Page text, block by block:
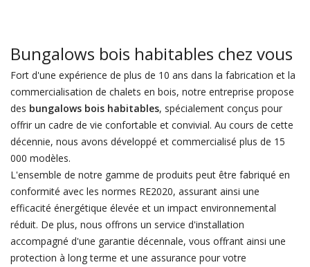
Bungalows bois habitables chez vous
Fort d'une expérience de plus de 10 ans dans la fabrication et la
commercialisation de chalets en bois, notre entreprise propose
des bungalows bois habitables, spécialement conçus pour
offrir un cadre de vie confortable et convivial. Au cours de cette
décennie, nous avons développé et commercialisé plus de 15
000 modèles.
L'ensemble de notre gamme de produits peut être fabriqué en
conformité avec les normes RE2020, assurant ainsi une
efficacité énergétique élevée et un impact environnemental
réduit. De plus, nous offrons un service d'installation
accompagné d'une garantie décennale, vous offrant ainsi une
protection à long terme et une assurance pour votre